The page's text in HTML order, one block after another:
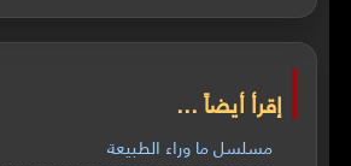
إقرأ أيضاً ...
مسلسل ما وراء الطبيعة